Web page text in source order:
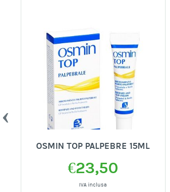
OSMIN TOP PALPEBRE 15ML
€23,50
IVA inclusa